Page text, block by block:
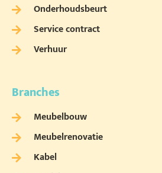
Onderhoudsbeurt
Service contract
Verhuur
Branches
Meubelbouw
Meubelrenovatie
Kabel